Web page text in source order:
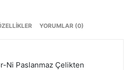
YORUMLAR (0)
Ni Paslanmaz Çelikten